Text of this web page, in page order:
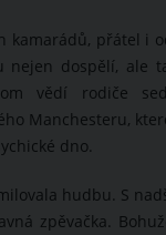
kamarádů, přátel i
nejen dospělí, ale
vědí rodiče
Manchesteru,
dno.
hudbu. S
zpěvačka.